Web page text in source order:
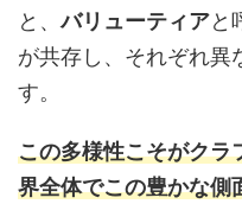
と、バリューティアと
が共存し、それぞれ異
す。
この多様性こそがクラ
界全体でこの豊かな側